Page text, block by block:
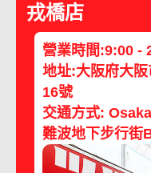
戎橋店
營業時間:9:00 -
地址:大阪府大
16號
交通方式:
難波地下步行街